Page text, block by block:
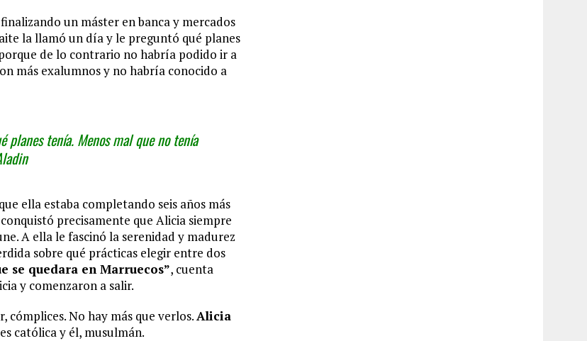
un máster en banca y mercados
la llamó un día y le preguntó qué planes
de lo contrario no habría podido ir a
más exalumnos y no habría conocido a
tenía. Menos mal que no tenía
ella estaba completando seis años más
precisamente que Alicia siempre
A ella le fascinó la serenidad y madurez
sobre qué prácticas elegir entre dos
se quedara en Marruecos”, cuenta
y comenzaron a salir.
cómplices. No hay más que verlos.Alicia
católica y él, musulmán.